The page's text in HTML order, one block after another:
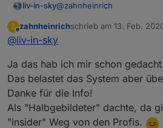
liv-in-sky@zahnheinrich
achso du meinst auf dem
einfachtabelle - ja da hast
unbedingt empfehlen -
minuten schedule - und die schedules sollten sich
auch nicht überschneiden
Z
Offline
zahnheinrichschrieb am 13. Feb.
zuletzt editiert von
@liv-in-sky
Ja das hab ich mir schon gedacht.
Das belastet das System aber
Danke für die Info!
Als "Halbgebildeter" dachte, da
"insider" Weg von den Profis.